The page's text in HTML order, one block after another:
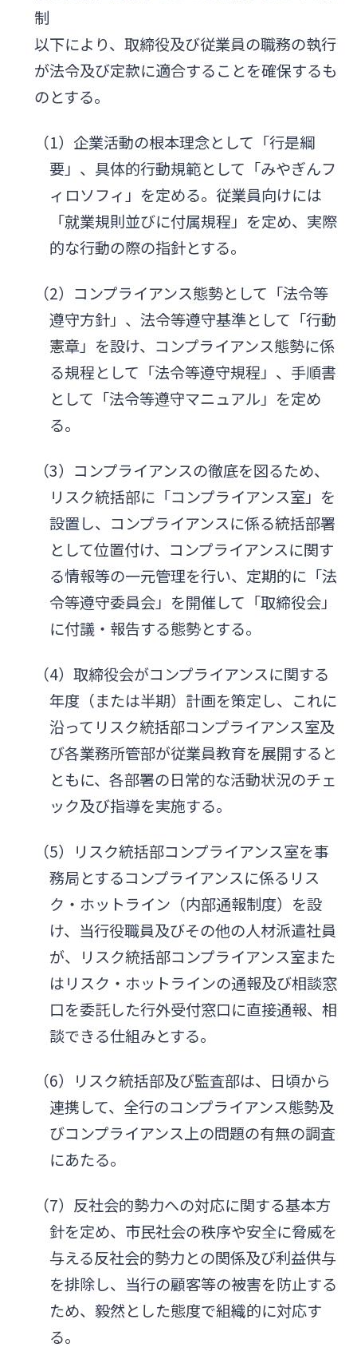
株主・投資家の皆さま
宮崎銀行について
ニュースリリース一覧
採用情報
制
以下により、取締役及び従業員の職務の執行
が法令及び定款に適合することを確保するも
のとする。
（1）企業活動の根本理念として「行是綱
要」、具体的行動規範として「みやぎんフ
ィロソフィ」を定める。従業員向けには
「就業規則並びに付属規程」を定め、実際
的な行動の際の指針とする。
（2）コンプライアンス態勢として「法令等
遵守方針」、法令等遵守基準として「行動
憲章」を設け、コンプライアンス態勢に係
る規程として「法令等遵守規程」、手順書
として「法令等遵守マニュアル」を定め
る。
（3）コンプライアンスの徹底を図るため、
リスク統括部に「コンプライアンス室」を
設置し、コンプライアンスに係る統括部署
として位置付け、コンプライアンスに関す
る情報等の一元管理を行い、定期的に「法
令等遵守委員会」を開催して「取締役会」
に付議・報告する態勢とする。
（4）取締役会がコンプライアンスに関する
年度（または半期）計画を策定し、これに
沿ってリスク統括部コンプライアンス室及
び各業務所管部が従業員教育を展開すると
ともに、各部署の日常的な活動状況のチェ
ック及び指導を実施する。
（5）リスク統括部コンプライアンス室を事
務局とするコンプライアンスに係るリス
ク・ホットライン（内部通報制度）を設
け、当行役職員及びその他の人材派遣社員
が、リスク統括部コンプライアンス室また
はリスク・ホットラインの通報及び相談窓
口を委託した行外受付窓口に直接通報、相
談できる仕組みとする。
（6）リスク統括部及び監査部は、日頃から
連携して、全行のコンプライアンス態勢及
びコンプライアンス上の問題の有無の調査
にあたる。
（7）反社会的勢力への対応に関する基本方
針を定め、市民社会の秩序や安全に脅威を
与える反社会的勢力との関係及び利益供与
を排除し、当行の顧客等の被害を防止する
ため、毅然とした態度で組織的に対応す
る。